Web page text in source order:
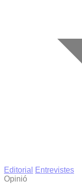
Editorial
Entrevistes
Opinió